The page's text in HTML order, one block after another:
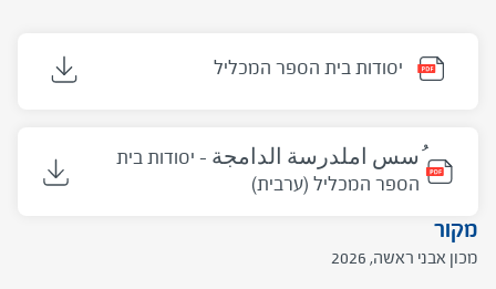
יסודות בית הספר המכליל
ُسس املدرسة الدامجة - יסודות בית
הספר המכליל (ערבית)
מקור
מכון אבני ראשה, 2026